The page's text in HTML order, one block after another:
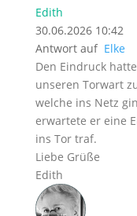
Edith
30.06.2026 10:42
Antwort auf Elke
Den Eindruck
unseren Torwart
welche ins Netz
erwartete er eine
ins Tor traf.
Liebe Grüße
Edith